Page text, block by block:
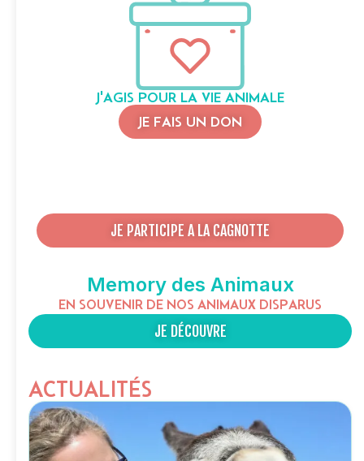
J'AGIS POUR LA VIE ANIMALE
JE FAIS UN DON
JE PARTICIPE A LA CAGNOTTE
Memory des Animaux
EN SOUVENIR DE NOS ANIMAUX DISPARUS
JE DÉCOUVRE
ACTUALITÉS